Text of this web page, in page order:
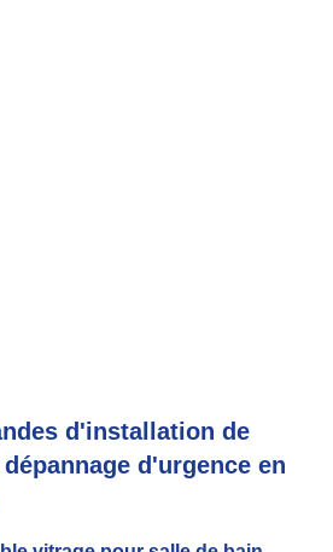
d'installation de
d'urgence en